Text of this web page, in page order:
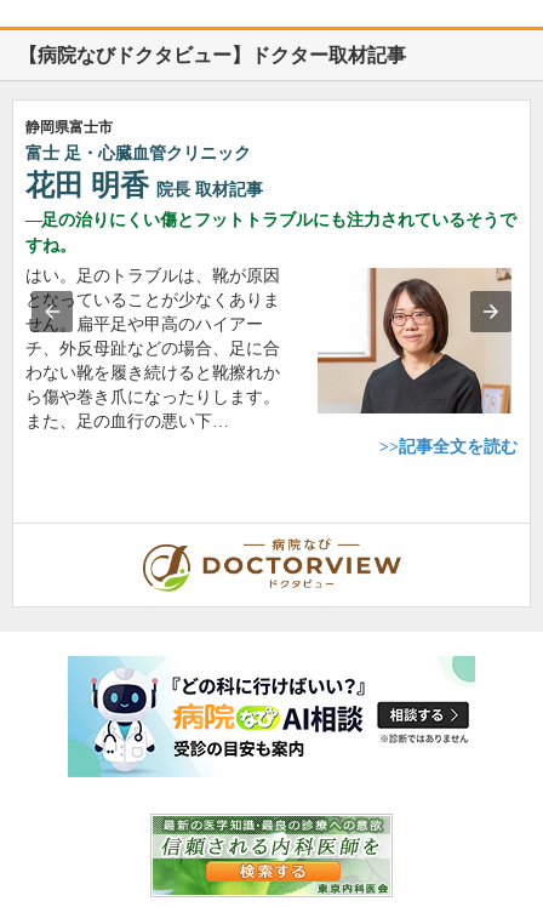
【病院なびドクタビュー】ドクター取材記事
静岡県富士市
富士 足・心臓血管クリニック
花田 明香 院長 取材記事
足の治りにくい傷とフットトラブルにも注力されているそうで
すね。
はい。足のトラブルは、靴が原因
となっていることが少なくありま
せん。扁平足や甲高のハイアー
チ、外反母趾などの場合、足に合
わない靴を履き続けると靴擦れか
ら傷や巻き爪になったりします。
また、足の血行の悪い下…
>>記事全文を読む